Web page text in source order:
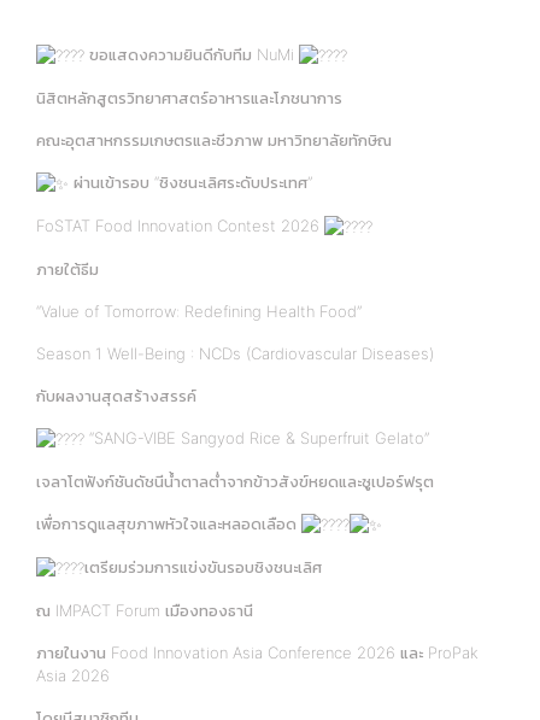
ขอแสดงความยินดีกับทีม NuMi
นิสิตหลักสูตรวิทยาศาสตร์อาหารและโภชนาการ
คณะอุตสาหกรรมเกษตรและชีวภาพ มหาวิทยาลัยทักษิณ
ผ่านเข้ารอบ “ชิงชนะเลิศระดับประเทศ”
FoSTAT Food Innovation Contest 2026
ภายใต้ธีม
“Value of Tomorrow: Redefining Health Food”
Season 1 Well-Being : NCDs (Cardiovascular Diseases)
กับผลงานสุดสร้างสรรค์
“SANG-VIBE Sangyod Rice & Superfruit Gelato”
เจลาโตฟังก์ชันดัชนีน้ำตาลต่ำจากข้าวสังข์หยดและซูเปอร์ฟรุต
เพื่อการดูแลสุขภาพหัวใจและหลอดเลือด
เตรียมร่วมการแข่งขันรอบชิงชนะเลิศ
ณ IMPACT Forum เมืองทองธานี
ภายในงาน Food Innovation Asia Conference 2026 และ ProPak
Asia 2026